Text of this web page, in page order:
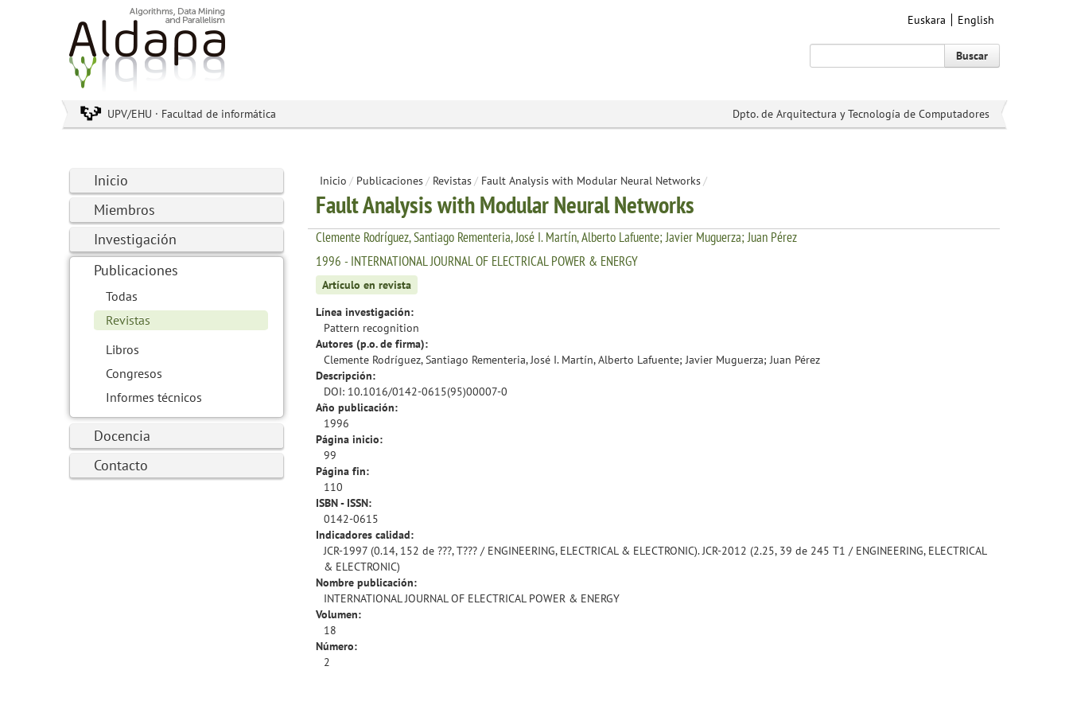
Euskara English
Buscar
UPV/EHU · Facultad de informática Dpto. de Arquitectura y Tecnología de Computadores
Inicio
Miembros
Investigación
Publicaciones
Todas
Revistas
Libros
Congresos
Informes técnicos
Docencia
Contacto
Inicio / Publicaciones/ Revistas/ Fault Analysis with Modular Neural Networks/
Fault Analysis with Modular Neural Networks
Clemente Rodríguez, Santiago Rementeria, José I. Martín, Alberto Lafuente; Javier Muguerza; Juan Pérez
1996 - INTERNATIONAL JOURNAL OF ELECTRICAL POWER & ENERGY
Artículo en revista
Línea investigación:
Pattern recognition
Autores (p.o. de firma):
Clemente Rodríguez, Santiago Rementeria, José I. Martín, Alberto Lafuente; Javier Muguerza; Juan Pérez
Descripción:
DOI: 10.1016/0142-0615(95)00007-0
Año publicación:
1996
Página inicio:
99
Página fin:
110
ISBN - ISSN:
0142-0615
Indicadores calidad:
JCR-1997 (0.14, 152 de ???, T??? / ENGINEERING, ELECTRICAL & ELECTRONIC). JCR-2012 (2.25, 39 de 245 T1 / ENGINEERING, ELECTRICAL
& ELECTRONIC)
Nombre publicación:
INTERNATIONAL JOURNAL OF ELECTRICAL POWER & ENERGY
Volumen:
18
Número:
2